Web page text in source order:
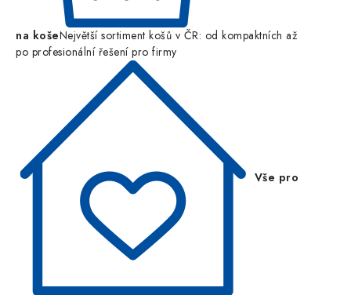
na košeNejvětší sortiment košů v ČR: od kompaktních až
po profesionální řešení pro firmy
Vše pro